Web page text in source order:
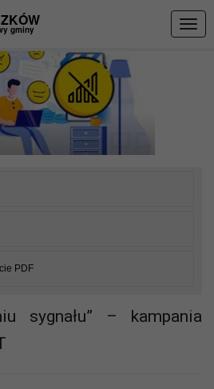
gminy
PDF
sygnału” – kampania